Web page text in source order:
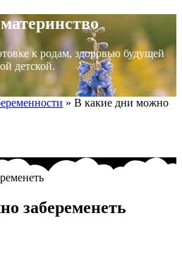
к родам, здоровью будущей
детской.
» В какие дни можно
забеременеть